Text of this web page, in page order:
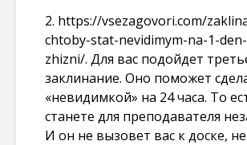
2. https://vsezagovori.com/
chtoby-stat-nevidimym-na-1-
zhizni/. Для вас подойдет
заклинание. Оно поможет
«невидимкой» на 24 часа. То
станете для преподавателя
И он не вызовет вас к доске,